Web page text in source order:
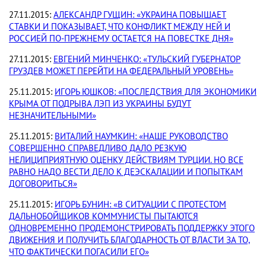
27.11.2015: АЛЕКСАНДР ГУЩИН: «УКРАИНА ПОВЫШАЕТ
СТАВКИ И ПОКАЗЫВАЕТ, ЧТО КОНФЛИКТ МЕЖДУ НЕЙ И
РОССИЕЙ ПО-ПРЕЖНЕМУ ОСТАЕТСЯ НА ПОВЕСТКЕ ДНЯ»
27.11.2015: ЕВГЕНИЙ МИНЧЕНКО: «ТУЛЬСКИЙ ГУБЕРНАТОР
ГРУЗДЕВ МОЖЕТ ПЕРЕЙТИ НА ФЕДЕРАЛЬНЫЙ УРОВЕНЬ»
25.11.2015: ИГОРЬ ЮШКОВ: «ПОСЛЕДСТВИЯ ДЛЯ ЭКОНОМИКИ
КРЫМА ОТ ПОДРЫВА ЛЭП ИЗ УКРАИНЫ БУДУТ
НЕЗНАЧИТЕЛЬНЫМИ»
25.11.2015: ВИТАЛИЙ НАУМКИН: «НАШЕ РУКОВОДСТВО
СОВЕРШЕННО СПРАВЕДЛИВО ДАЛО РЕЗКУЮ
НЕЛИЦИПРИЯТНУЮ ОЦЕНКУ ДЕЙСТВИЯМ ТУРЦИИ. НО ВСЕ
РАВНО НАДО ВЕСТИ ДЕЛО К ДЕЭСКАЛАЦИИ И ПОПЫТКАМ
ДОГОВОРИТЬСЯ»
25.11.2015: ИГОРЬ БУНИН: «В СИТУАЦИИ С ПРОТЕСТОМ
ДАЛЬНОБОЙЩИКОВ КОММУНИСТЫ ПЫТАЮТСЯ
ОДНОВРЕМЕННО ПРОДЕМОНСТРИРОВАТЬ ПОДДЕРЖКУ ЭТОГО
ДВИЖЕНИЯ И ПОЛУЧИТЬ БЛАГОДАРНОСТЬ ОТ ВЛАСТИ ЗА ТО,
ЧТО ФАКТИЧЕСКИ ПОГАСИЛИ ЕГО»